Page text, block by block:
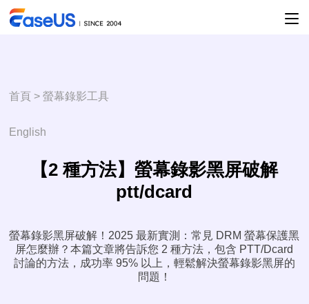
首頁 >螢幕錄影工具
English
【2 種方法】螢幕錄影黑屏破解
ptt/dcard
螢幕錄影黑屏破解！2025 最新實測：常見 DRM 螢幕保護黑
屏怎麼辦？本篇文章將告訴您 2 種方法，包含 PTT/Dcard
討論的方法，成功率 95% 以上，輕鬆解決螢幕錄影黑屏的
問題！